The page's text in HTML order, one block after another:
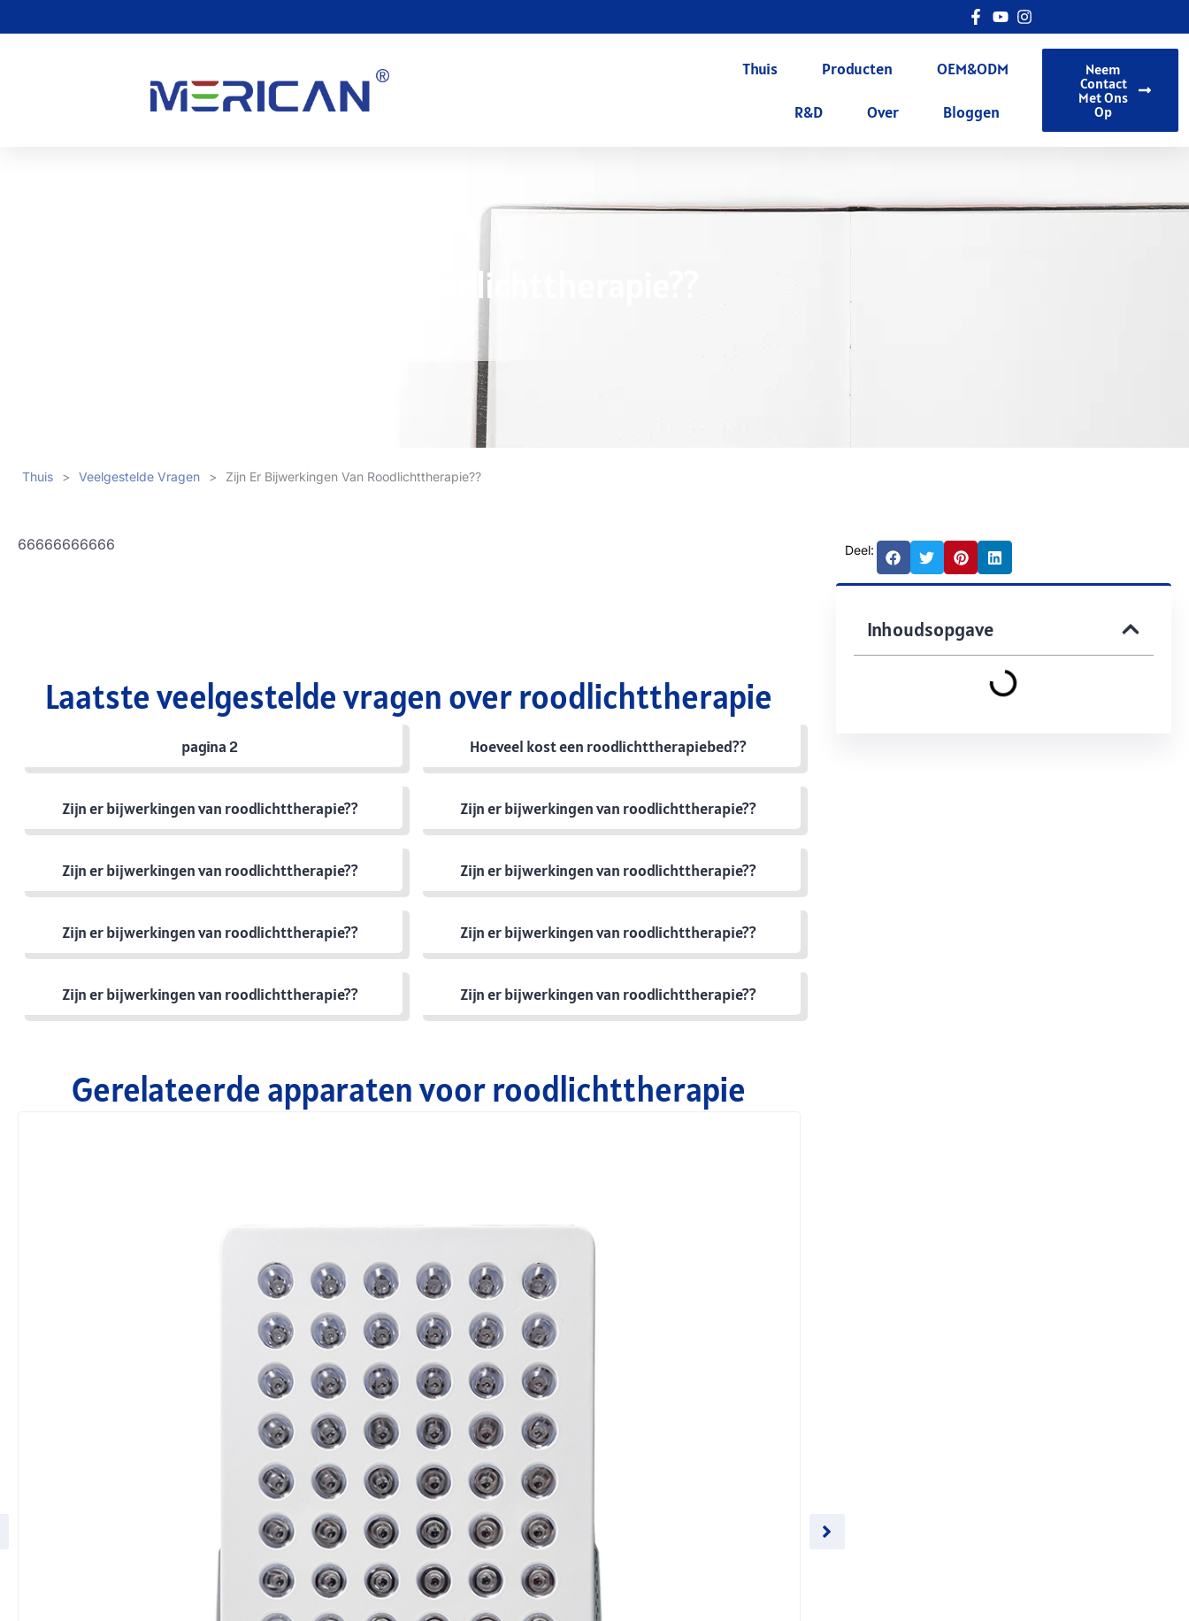
Thuis Producten OEM&ODM
R&D Over Bloggen
Neem
Contact
Met Ons
Op
Zijn Er Bijwerkingen Van Roodlichttherapie??
Thuis > Veelgestelde Vragen > Zijn Er Bijwerkingen Van Roodlichttherapie??
66666666666
Laatste veelgestelde vragen over roodlichttherapie
pagina 2 Hoeveel kost een roodlichttherapiebed??
Zijn er bijwerkingen van roodlichttherapie?? Zijn er bijwerkingen van roodlichttherapie??
Zijn er bijwerkingen van roodlichttherapie?? Zijn er bijwerkingen van roodlichttherapie??
Zijn er bijwerkingen van roodlichttherapie?? Zijn er bijwerkingen van roodlichttherapie??
Zijn er bijwerkingen van roodlichttherapie?? Zijn er bijwerkingen van roodlichttherapie??
Gerelateerde apparaten voor roodlichttherapie
Deel:
Inhoudsopgave